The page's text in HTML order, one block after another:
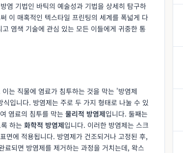
염 기법인 바틱의 예술성과 기법을 상세히 탐구하
이 매혹적인 텍스타일 프린팅의 세계를 폭넓게 다
염색 기술에 관심 있는 모든 이들에게 귀중한 통
는 직물에 염료가 침투하는 것을 막는 '방염제
입니다. 방염제는 주로 두 가지 형태로 나눌 수 있
염료의 침투를 막는 물리적 방염제입니다. 둘째는
하는 화학적 방염제입니다. 이러한 방염제는 스크
면에 적용됩니다. 방염제가 건조되거나 고정된 후,
되면 방염제를 제거하는 과정을 거치는데, 왁스